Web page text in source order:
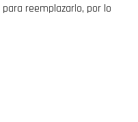
para reemplazarlo, por lo